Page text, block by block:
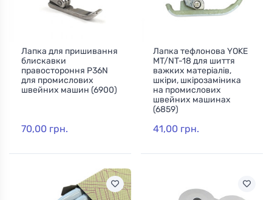
Лапка для пришивання
блискавки
правостороння P36N
для промислових
швейних машин (6900)
70,00 грн.
Лапка тефлонова YOKE
MT/NT-18 для шиття
важких матеріалів,
шкіри, шкірозаміника
на промислових
швейних машинах
(6859)
41,00 грн.